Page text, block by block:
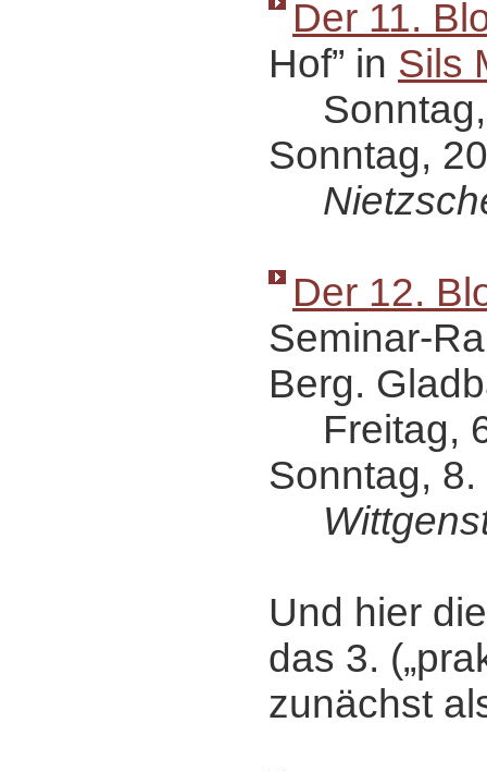
Der 11.
Hof” in Sils
Sonntag,
Sonntag,
Der 12.
Seminar-
Berg.
Freitag,
Sonntag,
Und hier
das 3.
zunächst